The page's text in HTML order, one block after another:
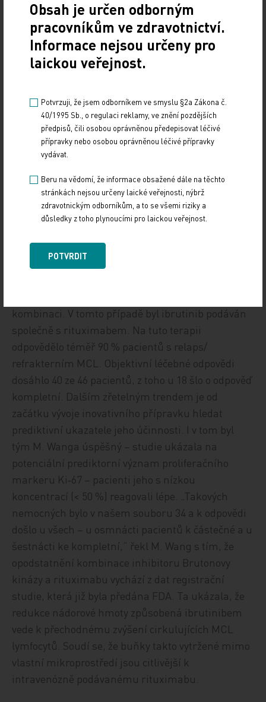
zůstávala naživu. Primárním cílem byl celkový
podíl pacientů s odpovědí na léčbu (ORR) – ten
dosáhl 68 procent. Přerušení léčby z důvodu
nežádoucích účinků bylo dokumentováno u 11
veřejnost seznámil Michael Wang z MD Anderson
Cancer Center v Texasu. Uvedl: „Jde o nejvyšší
ORR, jakého kdy bylo u relabujících a refrakterních
pacientů s MCL v monoterapii dosaženo. Potvrzuje
možnosti s bezprostředním pozitivním dopadem
na naše nemocné.“
Michael Wang také prezentoval studii druhé fáze,
kombinaci. V tomto případě byl ibrutinib podáván
společně s rituximabem. Na tuto terapii
odpovědělo téměř 90 % pacientů s relaps/
refrakterním MCL. Objektivní léčebné odpovědi
dosáhlo 40 ze 46 pacientů, z toho u 18 šlo o odpověď
kompletní. Dalším zřetelným trendem je od
začátku vývoje inovativního přípravku hledat
prediktivní ukazatele jeho účinnosti. I v tom byl
tým M. Wanga úspěšný – studie ukázala na
potenciální prediktorní význam proliferačního
markeru Ki‑67 – pacienti jeho s nízkou
koncentrací (< 50 %) reagovali lépe. „Takových
nemocných bylo v našem souboru 34 a k odpovědi
došlo u všech – u osmnácti pacientů k částečné a u
šestnácti ke kompletní,“ řekl M. Wang s tím, že
opodstatnění kombinace inhibitoru Brutonovy
kinázy a rituximabu vychází z dat registrační
studie, která již byla předána FDA. Ta ukázala, že
redukce nádorové hmoty způsobená ibrutinibem
vede k přechodnému zvýšení cirkulujících MCL
lymfocytů. Soudí se, že buňky takto vytržené mimo
vlastní mikroprostředí jsou citlivější k
intravenózně podávanému rituximabu.
Obsah je určen odborným
pracovníkům ve zdravotnictví.
Informace nejsou určeny pro
laickou veřejnost.
Potvrzuji, že jsem odborníkem ve smyslu §2a Zákona č.
40/1995 Sb., o regulaci reklamy, ve znění pozdějších
předpisů, čili osobou oprávněnou předepisovat léčivé
přípravky nebo osobou oprávněnou léčivé přípravky
vydávat.
Beru na vědomí, že informace obsažené dále na těchto
stránkách nejsou určeny laické veřejnosti, nýbrž
zdravotnickým odborníkům, a to se všemi riziky a
důsledky z toho plynoucími pro laickou veřejnost.
POTVRDIT